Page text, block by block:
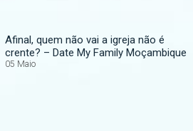
Afinal, quem não vai a igreja não é
crente? – Date My Family Moçambique
05 Maio